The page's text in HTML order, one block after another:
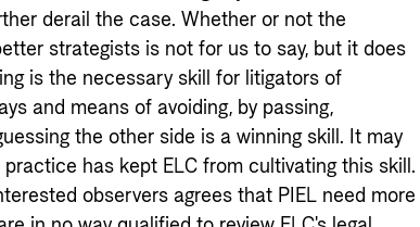
derail the case. Whether or not the
strategists is not for us to say, but it does
is the necessary skill for litigators of
and means of avoiding, by passing,
the other side is a winning skill. It may
has kept ELC from cultivating this skill.
observers agrees that PIEL need more